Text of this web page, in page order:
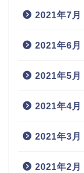
2021年7月
2021年6月
2021年5月
2021年4月
2021年3月
2021年2月